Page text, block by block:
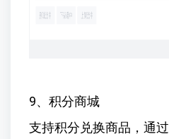
9、积分商城
支持积分兑换商品，通